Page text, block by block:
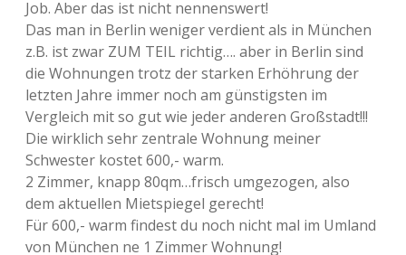
Job. Aber das ist nicht nennenswert!
Das man in Berlin weniger verdient als in München
z.B. ist zwar ZUM TEIL richtig…. aber in Berlin sind
die Wohnungen trotz der starken Erhöhrung der
letzten Jahre immer noch am günstigsten im
Vergleich mit so gut wie jeder anderen Großstadt!!!
Die wirklich sehr zentrale Wohnung meiner
Schwester kostet 600,- warm.
2 Zimmer, knapp 80qm…frisch umgezogen, also
dem aktuellen Mietspiegel gerecht!
Für 600,- warm findest du noch nicht mal im Umland
von München ne 1 Zimmer Wohnung!